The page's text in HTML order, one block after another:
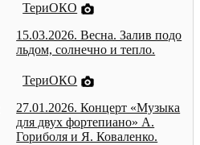
ТериОКО
15.03.2026. Весна. Залив подо
льдом, солнечно и тепло.
ТериОКО
27.01.2026. Концерт «Музыка
для двух фортепиано» А.
Гориболя и Я. Коваленко.